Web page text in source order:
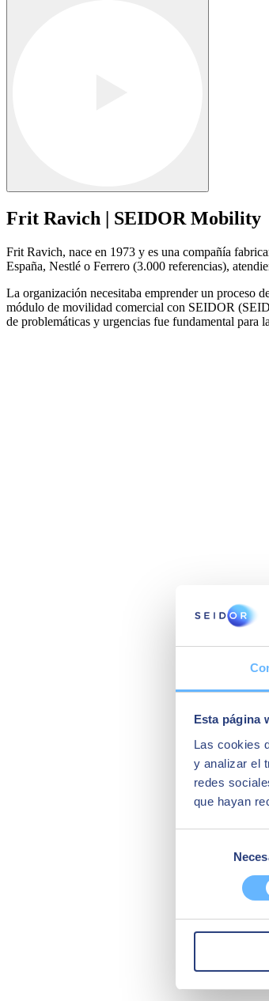
Esta página
Las cookies
y analizar el
redes
que hayan
consentimiento
Frit Ravich | SEIDOR Mobility
Frit Ravich, nace en 1973 y es una compañía
España, Nestlé o Ferrero (3.000 referencias),
La organización necesitaba emprender un proceso
módulo de movilidad comercial con SEIDOR
de problemáticas y urgencias fue fundamental para